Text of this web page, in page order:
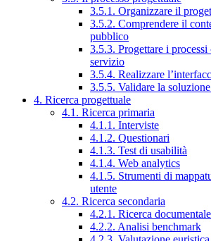
3.5.1. Organizzare il
3.5.2. Comprendere il
pubblico
3.5.3. Progettare i processi
servizio
3.5.4. Realizzare
3.5.5. Validare la
4. Ricerca progettuale
4.1. Ricerca primaria
4.1.1. Interviste
4.1.2. Questionari
4.1.3. Test di usabilità
4.1.4. Web analytics
4.1.5. Strumenti di
utente
4.2. Ricerca secondaria
4.2.1. Ricerca documentale
4.2.2. Analisi benchmark